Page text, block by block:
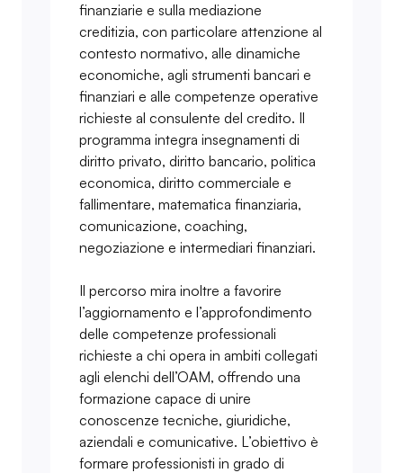
finanziarie e sulla mediazione
creditizia, con particolare attenzione al
contesto normativo, alle dinamiche
economiche, agli strumenti bancari e
finanziari e alle competenze operative
richieste al consulente del credito. Il
programma integra insegnamenti di
diritto privato, diritto bancario, politica
economica, diritto commerciale e
fallimentare, matematica finanziaria,
comunicazione, coaching,
negoziazione e intermediari finanziari.
Il percorso mira inoltre a favorire
l’aggiornamento e l’approfondimento
delle competenze professionali
richieste a chi opera in ambiti collegati
agli elenchi dell’OAM, offrendo una
formazione capace di unire
conoscenze tecniche, giuridiche,
aziendali e comunicative. L’obiettivo è
formare professionisti in grado di